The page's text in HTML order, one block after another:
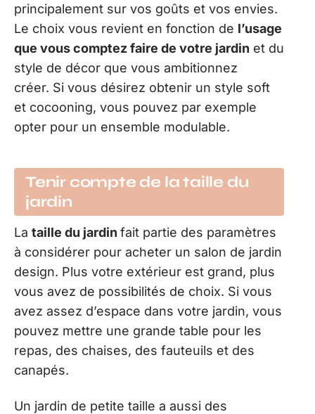
principalement sur vos goûts et vos envies.
Le choix vous revient en fonction de l’usage
que vous comptez faire de votre jardin et du
style de décor que vous ambitionnez
créer. Si vous désirez obtenir un style soft
et cocooning, vous pouvez par exemple
opter pour un ensemble modulable.
Tenir compte de la taille du
jardin
La taille du jardin fait partie des paramètres
à considérer pour acheter un salon de jardin
design. Plus votre extérieur est grand, plus
vous avez de possibilités de choix. Si vous
avez assez d’espace dans votre jardin, vous
pouvez mettre une grande table pour les
repas, des chaises, des fauteuils et des
canapés.
Un jardin de petite taille a aussi des